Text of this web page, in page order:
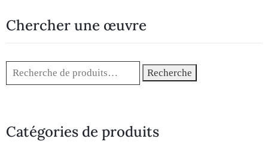
Chercher une œuvre
Recherche
Catégories de produits